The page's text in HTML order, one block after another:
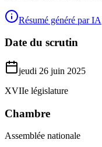
Résumé généré par IA
Date du scrutin
jeudi 26 juin 2025
XVIIe législature
Chambre
Assemblée nationale